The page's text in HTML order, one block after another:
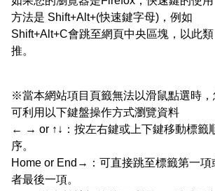
方法是 Shift+Alt+(快速鍵字母)，例如
Shift+Alt+C會跳至網頁中央區塊，以此類
推。
※當本網站項目頁籤無法以滑鼠點選時，
可利用以下鍵盤操作方式瀏覽資料
← → or ↑↓：按左右鍵或上下鍵移動標籤
序。
Home or End→：可直接跳至標籤第一項
者最後一項。